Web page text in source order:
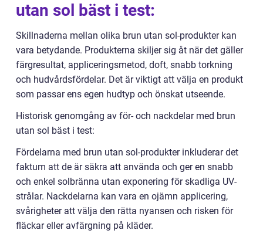
utan sol bäst i test:
Skillnaderna mellan olika brun utan sol-produkter kan
vara betydande. Produkterna skiljer sig åt när det gäller
färgresultat, appliceringsmetod, doft, snabb torkning
och hudvårdsfördelar. Det är viktigt att välja en produkt
som passar ens egen hudtyp och önskat utseende.
Historisk genomgång av för- och nackdelar med brun
utan sol bäst i test:
Fördelarna med brun utan sol-produkter inkluderar det
faktum att de är säkra att använda och ger en snabb
och enkel solbränna utan exponering för skadliga UV-
strålar. Nackdelarna kan vara en ojämn applicering,
svårigheter att välja den rätta nyansen och risken för
fläckar eller avfärgning på kläder.